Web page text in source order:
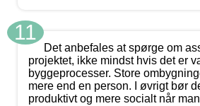
11
Det anbefales at spørge om
projektet, ikke mindst hvis det er
byggeprocesser. Store
mere end en person. I øvrigt bør
produktivt og mere socialt når